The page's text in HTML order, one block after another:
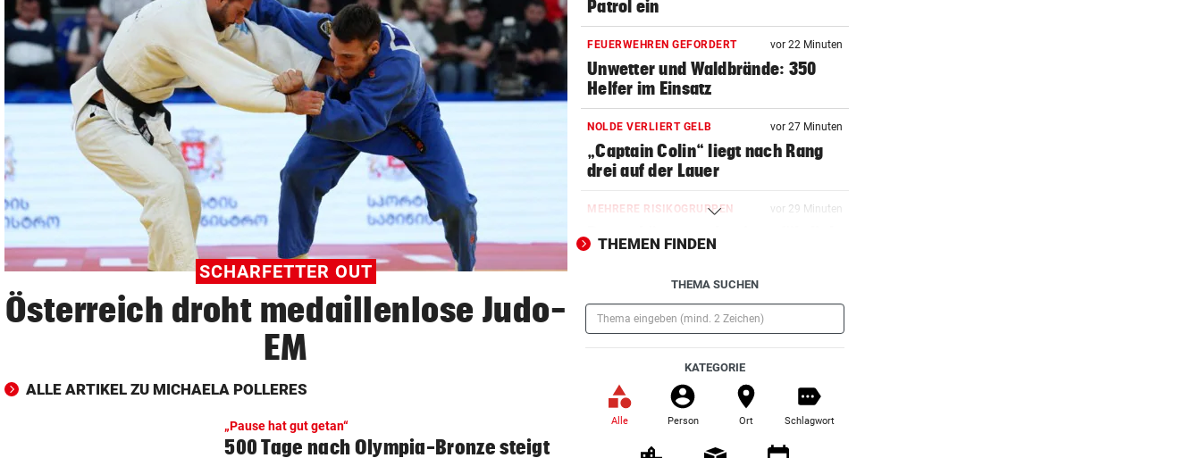
© Krone Multimedia GmbH & Co KG 2026
Muthgasse 2, 1190 Wien
SCHARFETTER OUT
Österreich droht medaillenlose Judo-
EM
ALLE ARTIKEL ZU MICHAELA POLLERES
„Pause hat gut getan“
500 Tage nach Olympia-Bronze steigt
Patrol ein
FEUERWEHREN GEFORDERT vor 22 Minuten
Unwetter und Waldbrände: 350
Helfer im Einsatz
NOLDE VERLIERT GELB vor 27 Minuten
„Captain Colin“ liegt nach Rang
drei auf der Lauer
MEHRERE RISIKOGRUPPEN vor 29 Minuten
Davon hängt es ab, wie gefährlich
die Hitze wird
KEINE TICKETS NÖTIG
Feiern Sie den Sommer am Linzer
„Krone“-Fest 2026!
ÖFB-KICKER ALS ERSATZ
In Saalfelden erwartet! Ilzer-Star
vor RB-Wechsel
„FREMDE MÄCHTE“ vor einer Stunde
THEMEN FINDEN
THEMA SUCHEN
KATEGORIE
Alle Person Ort Schlagwort